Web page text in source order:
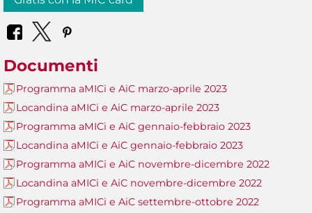
Documenti
Programma aMICi e AiC marzo-aprile 2023
Locandina aMICi e AiC marzo-aprile 2023
Programma aMICi e AiC gennaio-febbraio 2023
Locandina aMICi e AiC gennaio-febbraio 2023
Programma aMICi e AiC novembre-dicembre 2022
Locandina aMICi e AiC novembre-dicembre 2022
Programma aMICi e AiC settembre-ottobre 2022